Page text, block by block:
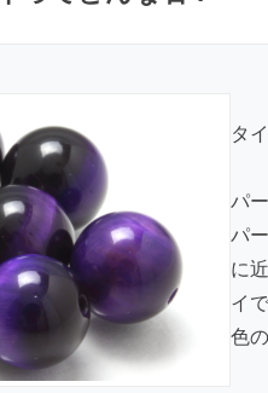
タ
パ
パ
に
イ
色